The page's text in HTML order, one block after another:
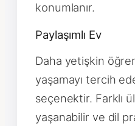
konumlanır.
Paylaşımlı Ev
Daha yetişkin
yaşamayı tercih
seçenektir. Farklı
yaşanabilir ve dil